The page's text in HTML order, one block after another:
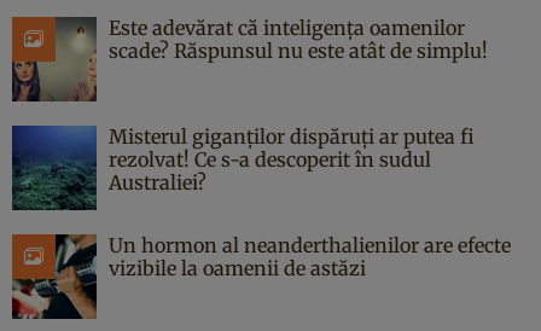
Este adevărat că inteligența oamenilor
scade? Răspunsul nu este atât de simplu!
Misterul giganților dispăruți ar putea fi
rezolvat! Ce s-a descoperit în sudul
Australiei?
Un hormon al neanderthalienilor are efecte
vizibile la oamenii de astăzi